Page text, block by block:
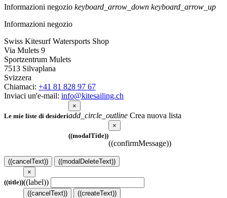
Informazioni negozio keyboard_arrow_down keyboard_arrow_up
Informazioni negozio
Swiss Kitesurf Watersports Shop
Via Mulets 9
Sportzentrum Mulets
7513 Silvaplana
Svizzera
Chiamaci: +41 81 828 97 67
Inviaci un'e-mail: info@kitesailing.ch
Le mie liste di desideri
×
add_circle_outline Crea nuova lista
((modalTitle))
×
((confirmMessage))
((cancelText)) ((modalDeleteText))
((title))
×
((label))
((cancelText)) ((createText))